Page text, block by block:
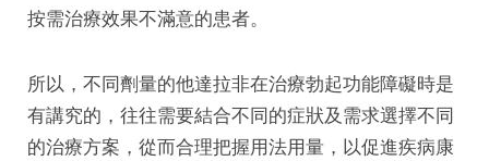
按需治療效果不滿意的患者。
所以，不同劑量的他達拉非在治療勃起功能障礙時是
有講究的，往往需要結合不同的症狀及需求選擇不同
的治療方案，從而合理把握用法用量，以促進疾病康